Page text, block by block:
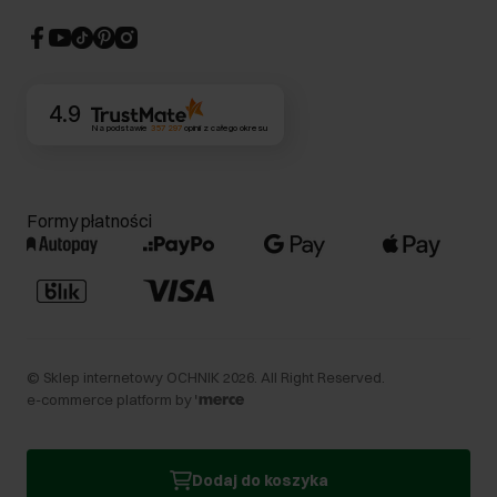
Dodaj do koszyka
CSR
4.9
Na podstawie 357 297opinii z całego okresu
Formy płatności
© Sklep internetowy OCHNIK 2026 . All Right Reserved.
e-commerce platform by